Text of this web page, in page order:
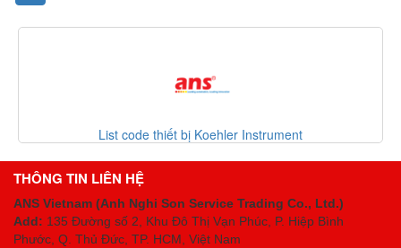
List code thiết bị Koehler Instrument
THÔNG TIN LIÊN HỆ
ANS Vietnam (Anh Nghi Son Service Trading Co., Ltd.)
Add: 135 Đường số 2, Khu Đô Thị Vạn Phúc, P. Hiệp Bình
Phước, Q. Thủ Đức, TP. HCM , Việt Nam